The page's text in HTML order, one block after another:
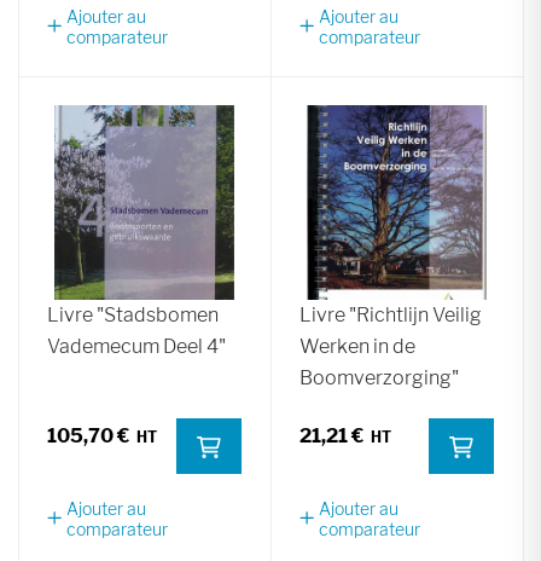
Ajouter au
comparateur
Ajouter au
comparateur
Livre "Stadsbomen
Vademecum Deel 4"
105,70 €
Ajouter au
comparateur
Livre "Richtlijn Veilig
Werken in de
Boomverzorging"
21,21 €
Ajouter au
comparateur